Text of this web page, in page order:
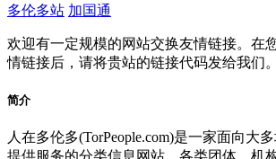
多伦多站 加国通
欢迎有一定规模的网站交换友情链接。在
情链接后，请将贵站的链接代码发给我们
简介
人在多伦多(TorPeople.com)是一家面向大